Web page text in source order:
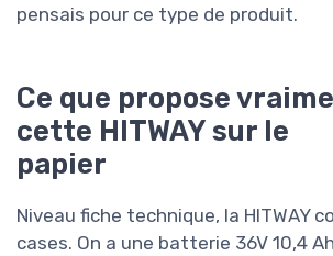
pensais pour ce type de produit.
Ce que propose
cette HITWAY sur le
papier
Niveau fiche technique, la HITWAY
cases. On a une batterie 36V 10,4